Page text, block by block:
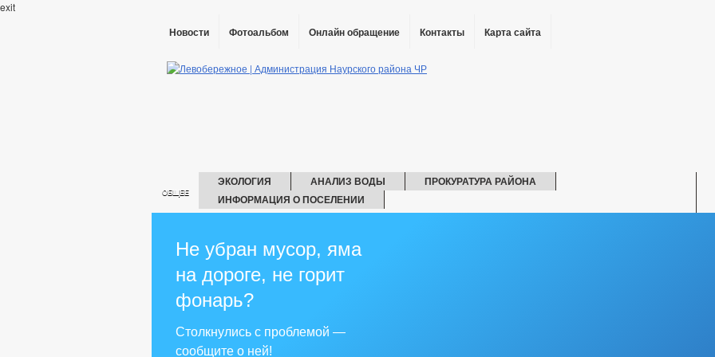
exit
Новости Фотоальбом Онлайн обращение Контакты Карта сайта
ОБЩЕЕ
ЭКОЛОГИЯ АНАЛИЗ ВОДЫ
ПРОКУРАТУРА РАЙОНА
ИНФОРМАЦИЯ О ПОСЕЛЕНИИ
РЕКВИЗИТЫ
СХОД ГРАЖДАН
ЦЕЛЕВЫЕ ПРОГРАММЫ
ПРЕДПРИНИМАТЕЛЬСТВО
ИНФОРМАЦИОННЫЕ МАТЕРИАЛЫ
ЗАКУПКА ТОВАРОВ, РАБОТ И УСЛУГ
Не убран мусор, яма
на дороге, не горит
фонарь?
Столкнулись с проблемой —
сообщите о ней!